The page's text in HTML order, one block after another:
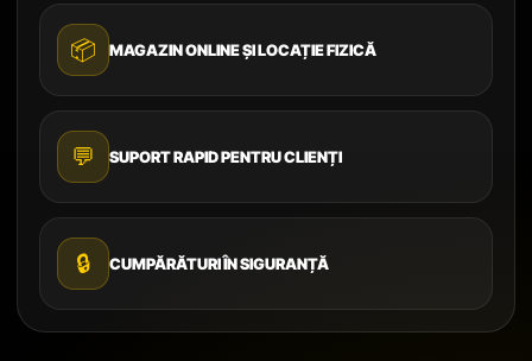
📦 MAGAZIN ONLINE ȘI LOCAȚIE FIZICĂ
💬 SUPORT RAPID PENTRU CLIENȚI
🔒 CUMPĂRĂTURI ÎN SIGURANȚĂ